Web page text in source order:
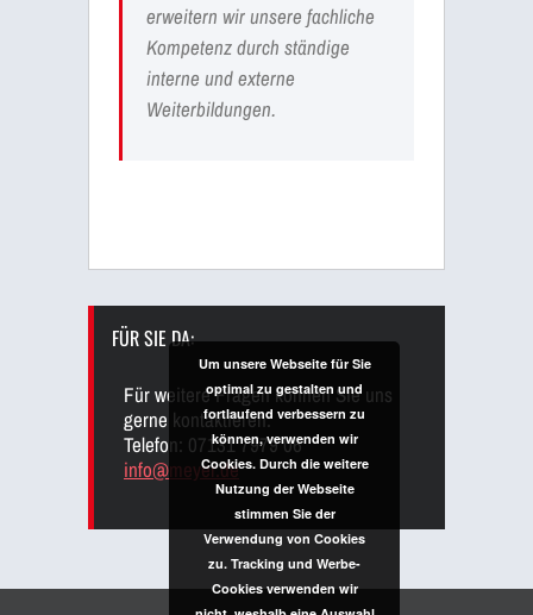
erweitern wir unsere fachliche
Kompetenz durch ständige
interne und externe
Weiterbildungen.
FÜR SIE DA:
Für weitere Fragen können Sie uns
gerne kontaktieren:
Telefon: 07131 7979 06
info@meyer.de
Um unsere Webseite für Sie
optimal zu gestalten und
fortlaufend verbessern zu
können, verwenden wir
Cookies. Durch die weitere
Nutzung der Webseite
stimmen Sie der
Verwendung von Cookies
zu. Tracking und Werbe-
Cookies verwenden wir